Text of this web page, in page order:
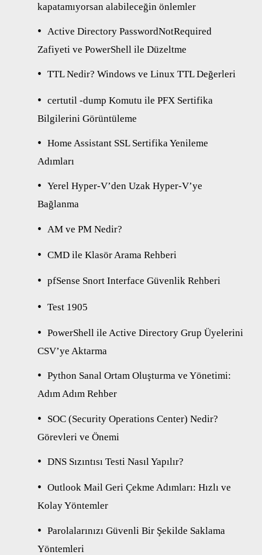
kapatamıyorsan alabileceğin önlemler
Active Directory PasswordNotRequired
Zafiyeti ve PowerShell ile Düzeltme
TTL Nedir? Windows ve Linux TTL Değerleri
certutil -dump Komutu ile PFX Sertifika
Bilgilerini Görüntüleme
Home Assistant SSL Sertifika Yenileme
Adımları
Yerel Hyper-V’den Uzak Hyper-V’ye
Bağlanma
AM ve PM Nedir?
CMD ile Klasör Arama Rehberi
pfSense Snort Interface Güvenlik Rehberi
Test 1905
PowerShell ile Active Directory Grup Üyelerini
CSV’ye Aktarma
Python Sanal Ortam Oluşturma ve Yönetimi:
Adım Adım Rehber
SOC (Security Operations Center) Nedir?
Görevleri ve Önemi
DNS Sızıntısı Testi Nasıl Yapılır?
Outlook Mail Geri Çekme Adımları: Hızlı ve
Kolay Yöntemler
Parolalarınızı Güvenli Bir Şekilde Saklama
Yöntemleri